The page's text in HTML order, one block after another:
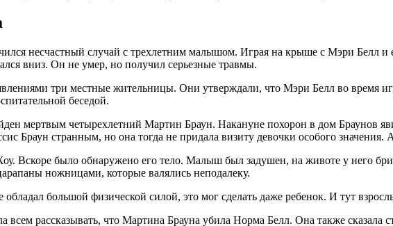
несчастный случай с трехлетним малышом. Играя на крыше с Мэри Белл
вниз. Он не умер, но получил серьезные травмы.
три местные жительницы. Они утверждали, что Мэри Белл во время
беседой.
мертвым четырехлетний Мартин Браун. Накануне похорон в дом Браунов
Браун странным, но она тогда не придала визиту девочки особого значения.
Вскоре было обнаружено его тело. Малыш был задушен, на животе у него
ножницами, которые валялись неподалеку.
обладал большой физической силой, это мог сделать даже ребенок. И тут
всем рассказывать, что Мартина Брауна убила Норма Белл. Она также сказала